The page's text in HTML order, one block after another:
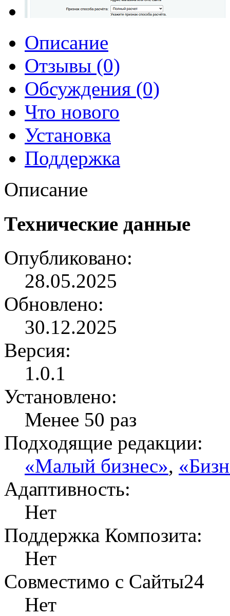
Описание
Отзывы (0)
Обсуждения (0)
Что нового
Установка
Поддержка
Описание
Технические данные
Опубликовано:
28.05.2025
Обновлено:
30.12.2025
Версия:
1.0.1
Установлено:
Менее 50 раз
Подходящие редакции:
«Малый бизнес»,
Адаптивность:
Нет
Поддержка Композита:
Нет
Совместимо с Сайты24
Нет